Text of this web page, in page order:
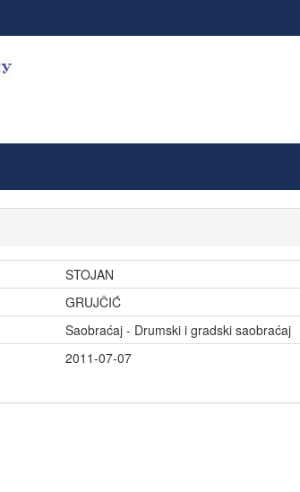
STOJAN
GRUJČIĆ
Saobraćaj - Drumski i gradski saobraćaj
2011-07-07